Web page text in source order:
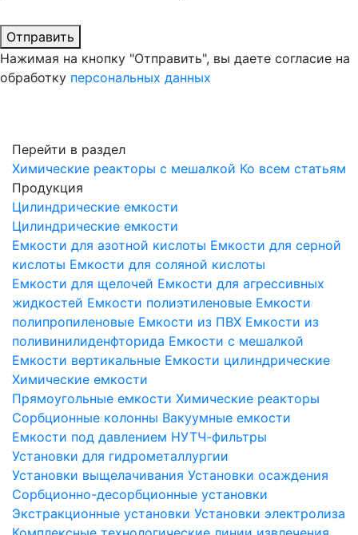
Отправить
Нажимая на кнопку "Отправить", вы даете согласие на
обработку персональных данных
Перейти в раздел
Химические реакторы с мешалкой Ко всем статьям
Продукция
Цилиндрические емкости
Цилиндрические емкости
Емкости для азотной кислоты Емкости для серной
кислоты Емкости для соляной кислоты
Емкости для щелочей Емкости для агрессивных
жидкостей Емкости полиэтиленовые Емкости
полипропиленовые Емкости из ПВХ Емкости из
поливинилиденфторида Емкости с мешалкой
Емкости вертикальные Емкости цилиндрические
Химические емкости
Прямоугольные емкости Химические реакторы
Сорбционные колонны Вакуумные емкости
Емкости под давлением НУТЧ-фильтры
Установки для гидрометаллургии
Установки выщелачивания Установки осаждения
Сорбционно-десорбционные установки
Экстракционные установки Установки электролиза